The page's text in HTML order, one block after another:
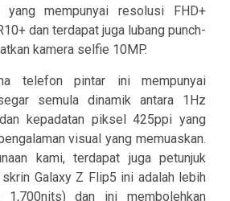
yang mempunyai resolusi FHD+
dan terdapat juga lubang punch-
kamera selfie 10MP.
telefon pintar ini mempunyai
semula dinamik antara 1Hz
kepadatan piksel 425ppi yang
visual yang memuaskan.
kami, terdapat juga petunjuk
Galaxy Z Flip5 ini adalah lebih
1,700nits) dan ini membolehkan